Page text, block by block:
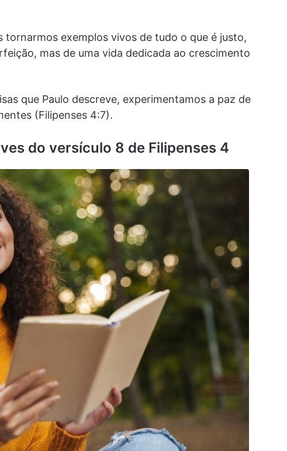
tornarmos exemplos vivos de tudo o que é justo,
mas de uma vida dedicada ao crescimento
que Paulo descreve, experimentamos a paz de
(Filipenses 4:7).
do versículo 8 de Filipenses 4